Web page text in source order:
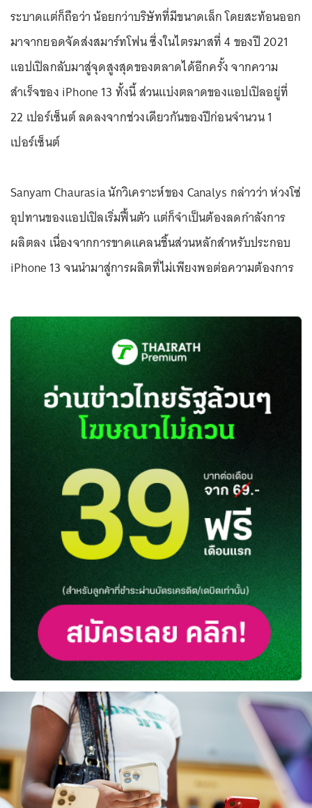
ระบาดแต่ก็ถือว่า น้อยกว่าบริษัทที่มีขนาดเล็ก โดยสะท้อนออก
มาจากยอดจัดส่งสมาร์ทโฟน ซึ่งในไตรมาสที่ 4 ของปี 2021
แอปเปิลกลับมาสู่จุดสูงสุดของตลาดได้อีกครั้ง จากความ
สำเร็จของ iPhone 13 ทั้งนี้ ส่วนแบ่งตลาดของแอปเปิลอยู่ที่
22 เปอร์เซ็นต์ ลดลงจากช่วงเดียวกันของปีก่อนจำนวน 1
เปอร์เซ็นต์
Sanyam Chaurasia นักวิเคราะห์ของ Canalys กล่าวว่า ห่วงโซ่
อุปทานของแอปเปิลเริ่มฟื้นตัว แต่ก็จำเป็นต้องลดกำลังการ
ผลิตลง เนื่องจากการขาดแคลนชิ้นส่วนหลักสำหรับประกอบ
iPhone 13 จนนำมาสู่การผลิตที่ไม่เพียงพอต่อความต้องการ